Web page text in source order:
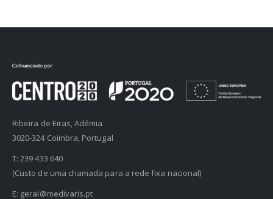
Ribeira de Eiras, Adémia
3020-324 Coimbra, Portugal
T:239 433 640
(Custo de uma chamada para a rede fixa nacional)
E: geral@medivaris.pt